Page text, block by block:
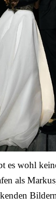
es wohl
als